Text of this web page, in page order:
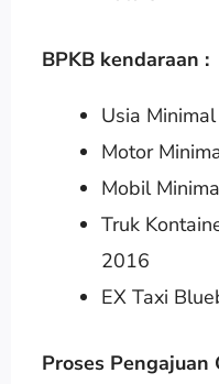
BPKB kendaraan :
Usia
Motor
Mobil
Truk
2016
EX Taxi
Proses Pengajuan